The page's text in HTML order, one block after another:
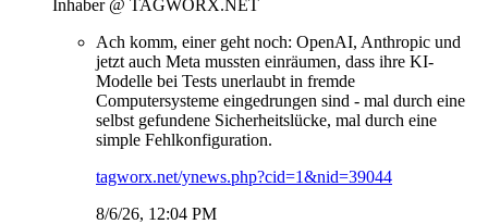
Inhaber @ TAGWORX.NET
Ach komm, einer geht noch: OpenAI, Anthropic und
jetzt auch Meta mussten einräumen, dass ihre KI-
Modelle bei Tests unerlaubt in fremde
Computersysteme eingedrungen sind - mal durch eine
selbst gefundene Sicherheitslücke, mal durch eine
simple Fehlkonfiguration.
tagworx.net/ynews.php?cid=1&nid=39044
8/6/26, 12:04 PM